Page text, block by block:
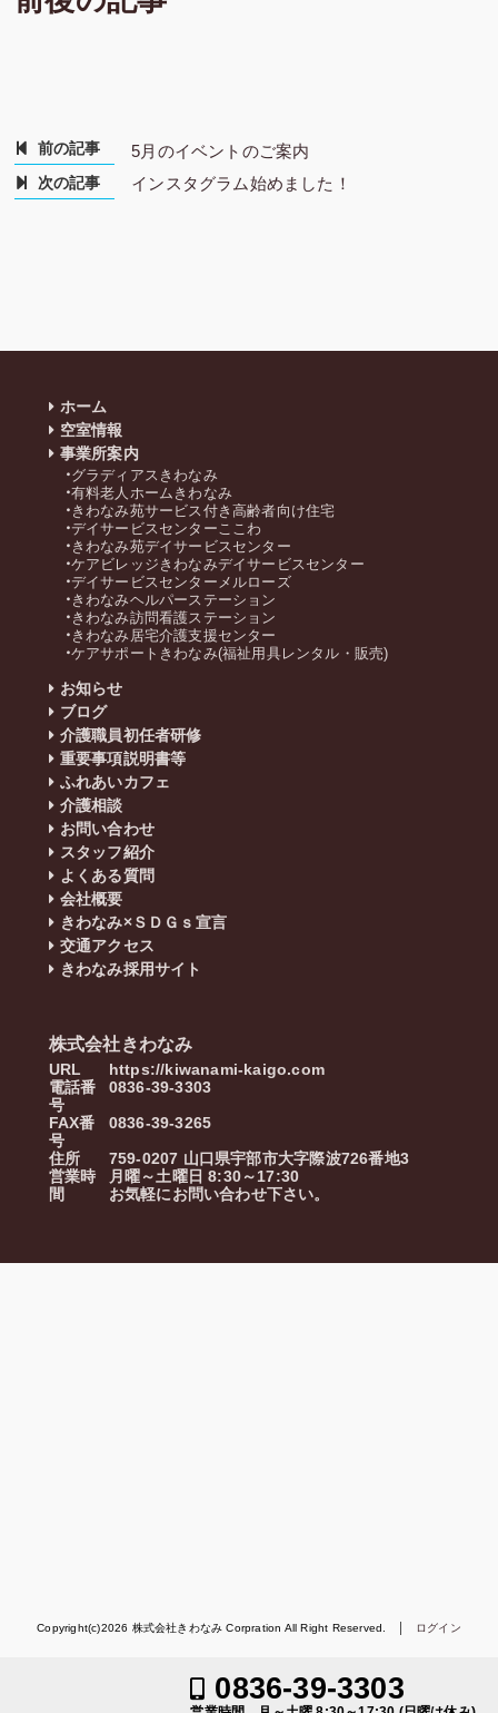
前の記事 5月のイベントのご案内
次の記事 インスタグラム始めました！
ホーム
空室情報
事業所案内
グラディアスきわなみ
有料老人ホームきわなみ
きわなみ苑サービス付き高齢者向け住宅
デイサービスセンターここわ
きわなみ苑デイサービスセンター
ケアビレッジきわなみデイサービスセンター
デイサービスセンターメルローズ
きわなみヘルパーステーション
きわなみ訪問看護ステーション
きわなみ居宅介護支援センター
ケアサポートきわなみ(福祉用具レンタル・販売)
お知らせ
ブログ
介護職員初任者研修
重要事項説明書等
ふれあいカフェ
介護相談
お問い合わせ
スタッフ紹介
よくある質問
会社概要
きわなみ×ＳＤＧｓ宣言
交通アクセス
きわなみ採用サイト
株式会社きわなみ
URL
https://kiwanami-kaigo.com
電話番
号
0836-39-3303
FAX番
号
0836-39-3265
住所 759-0207 山口県宇部市大字際波726番地3
営業時
間
月曜～土曜日 8:30～17:30
お気軽にお問い合わせ下さい。
Copyright(c)2026 株式会社きわなみ Corpration All Right Reserved. │ ログイン
0836-39-3303